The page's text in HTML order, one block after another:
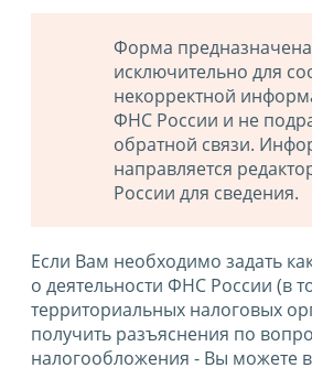
Форма предназначена
исключительно для
некорректной
ФНС России и не
обратной связи.
направляется
России для сведения.
Если Вам необходимо задать
о деятельности ФНС России (в
территориальных налоговых
получить разъяснения по
налогообложения - Вы можете